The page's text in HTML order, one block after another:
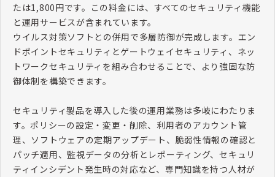
たは1,800円です。この料金には、すべてのセキュリティ機能
と運用サービスが含まれています。
ウイルス対策ソフトとの併用で多層防御が完成します。エン
ドポイントセキュリティとゲートウェイセキュリティ、ネッ
トワークセキュリティを組み合わせることで、より強固な防
御体制を構築できます。
セキュリティ製品を導入した後の運用業務は多岐にわたりま
す。ポリシーの設定・変更・削除、利用者のアカウント管
理、ソフトウェアの定期アップデート、脆弱性情報の確認と
パッチ適用、監視データの分析とレポーティング、セキュリ
ティインシデント発生時の対応など、専門知識を持つ人材が